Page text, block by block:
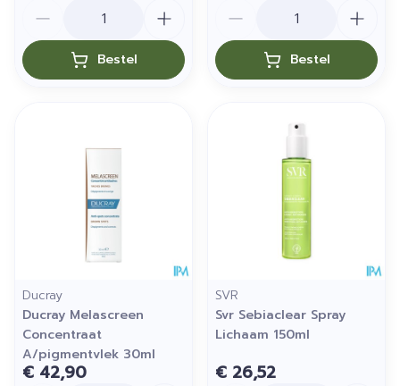
Bestel Bestel
Ducray
Ducray Melascreen
Concentraat
A/pigmentvlek 30ml
€ 42,90
SVR
Svr Sebiaclear Spray
Lichaam 150ml
€ 26,52